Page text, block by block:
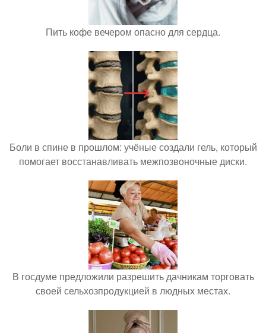
Пить кофе вечером опасно для сердца.
Боли в спине в прошлом: учёные создали гель, который
помогает восстанавливать межпозвоночные диски.
В госдуме предложили разрешить дачникам торговать
своей сельхозпродукцией в людных местах.